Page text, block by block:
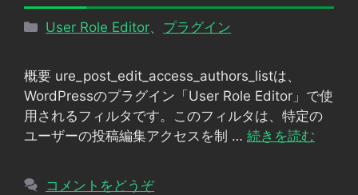
カ
リ
ー
User Role Editor、 プラグイン
概要 ure_post_edit_access_authors_listは、
WordPressのプラグイン「User Role Editor」で使
用されるフィルタです。このフィルタは、特定の
ユーザーの投稿編集アクセスを制 … 続きを読む
コメントをどうぞ